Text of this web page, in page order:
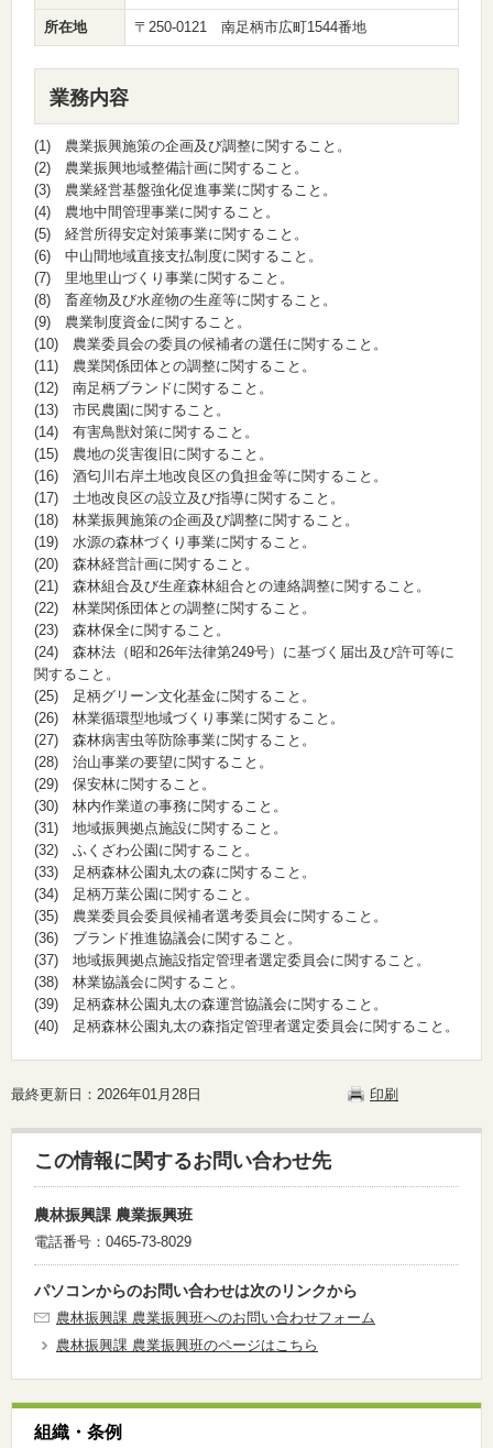
所在地 〒250-0121 南足柄市広町1544番地
業務内容
(1) 農業振興施策の企画及び調整に関すること。
(2) 農業振興地域整備計画に関すること。
(3) 農業経営基盤強化促進事業に関すること。
(4) 農地中間管理事業に関すること。
(5) 経営所得安定対策事業に関すること。
(6) 中山間地域直接支払制度に関すること。
(7) 里地里山づくり事業に関すること。
(8) 畜産物及び水産物の生産等に関すること。
(9) 農業制度資金に関すること。
(10) 農業委員会の委員の候補者の選任に関すること。
(11) 農業関係団体との調整に関すること。
(12) 南足柄ブランドに関すること。
(13) 市民農園に関すること。
(14) 有害鳥獣対策に関すること。
(15) 農地の災害復旧に関すること。
(16) 酒匂川右岸土地改良区の負担金等に関すること。
(17) 土地改良区の設立及び指導に関すること。
(18) 林業振興施策の企画及び調整に関すること。
(19) 水源の森林づくり事業に関すること。
(20) 森林経営計画に関すること。
(21) 森林組合及び生産森林組合との連絡調整に関すること。
(22) 林業関係団体との調整に関すること。
(23) 森林保全に関すること。
(24) 森林法（昭和26年法律第249号）に基づく届出及び許可等に
関すること。
(25) 足柄グリーン文化基金に関すること。
(26) 林業循環型地域づくり事業に関すること。
(27) 森林病害虫等防除事業に関すること。
(28) 治山事業の要望に関すること。
(29) 保安林に関すること。
(30) 林内作業道の事務に関すること。
(31) 地域振興拠点施設に関すること。
(32) ふくざわ公園に関すること。
(33) 足柄森林公園丸太の森に関すること。
(34) 足柄万葉公園に関すること。
(35) 農業委員会委員候補者選考委員会に関すること。
(36) ブランド推進協議会に関すること。
(37) 地域振興拠点施設指定管理者選定委員会に関すること。
(38) 林業協議会に関すること。
(39) 足柄森林公園丸太の森運営協議会に関すること。
(40) 足柄森林公園丸太の森指定管理者選定委員会に関すること。
最終更新日：2026年01月28日 印刷
この情報に関するお問い合わせ先
農林振興課 農業振興班
電話番号：0465-73-8029
パソコンからのお問い合わせは次のリンクから
農林振興課 農業振興班へのお問い合わせフォーム
農林振興課 農業振興班のページはこちら
組織・条例